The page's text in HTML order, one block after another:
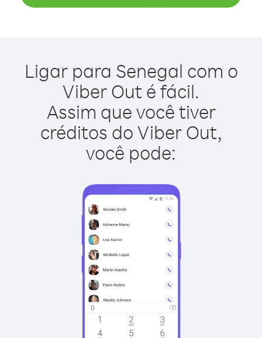
Ligar para Senegal com o
Viber Out é fácil.
Assim que você tiver
créditos do Viber Out,
você pode: